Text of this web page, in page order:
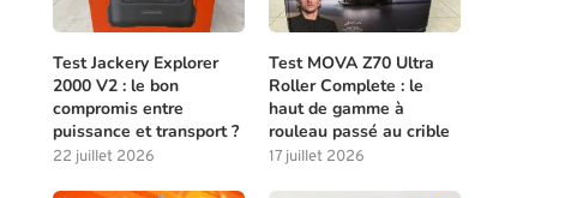
Test Jackery Explorer
2000 V2 : le bon
compromis entre
puissance et transport ?
22 juillet 2026
Test MOVA Z70 Ultra
Roller Complete : le
haut de gamme à
rouleau passé au crible
17 juillet 2026